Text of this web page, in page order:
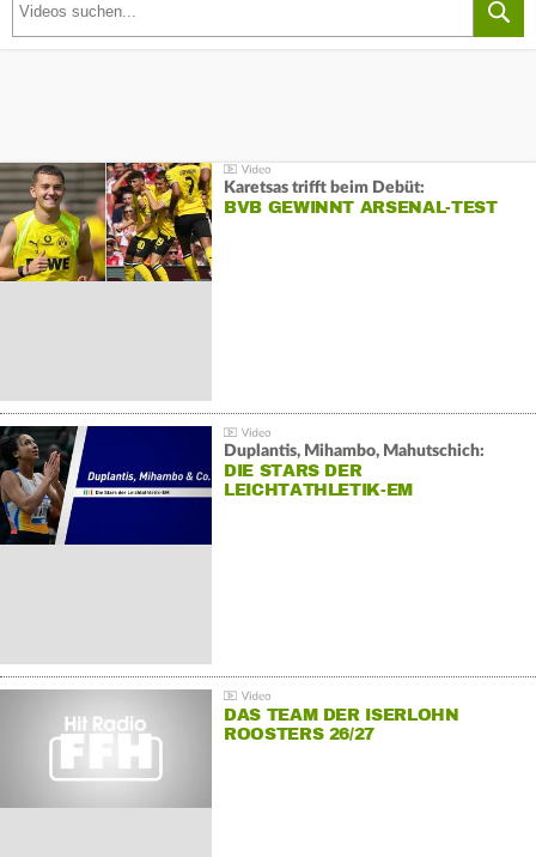
Karetsas trifft beim Debüt:
BVB GEWINNT ARSENAL-TEST
Duplantis, Mihambo, Mahutschich:
DIE STARS DER
LEICHTATHLETIK-EM
DAS TEAM DER ISERLOHN
ROOSTERS 26/27